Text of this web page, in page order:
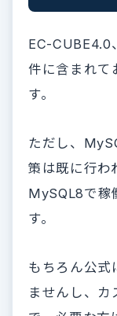
EC-CUBE4.0
件に含まれて
す。
ただし、
策は既に行わ
MySQL8で稼
す。
もちろん公式
ませんし、